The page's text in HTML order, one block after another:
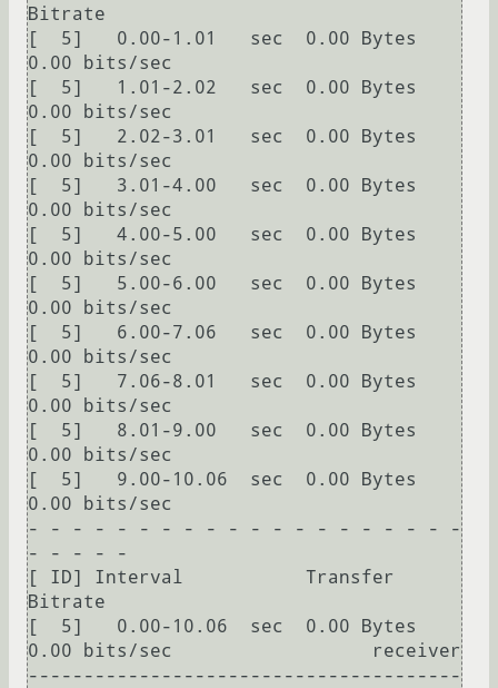
Bitrate
[  5]   0.00-1.01   sec  0.00 Bytes
0.00 bits/sec
[  5]   1.01-2.02   sec  0.00 Bytes
0.00 bits/sec
[  5]   2.02-3.01   sec  0.00 Bytes
0.00 bits/sec
[  5]   3.01-4.00   sec  0.00 Bytes
0.00 bits/sec
[  5]   4.00-5.00   sec  0.00 Bytes
0.00 bits/sec
[  5]   5.00-6.00   sec  0.00 Bytes
0.00 bits/sec
[  5]   6.00-7.06   sec  0.00 Bytes
0.00 bits/sec
[  5]   7.06-8.01   sec  0.00 Bytes
0.00 bits/sec
[  5]   8.01-9.00   sec  0.00 Bytes
0.00 bits/sec
[  5]   9.00-10.06  sec  0.00 Bytes
0.00 bits/sec
- - - - - - - - - - - - - - - - - - - -
- - - - -
[ ID] Interval           Transfer
Bitrate
[  5]   0.00-10.06  sec  0.00 Bytes
0.00 bits/sec                  receiver
---------------------------------------